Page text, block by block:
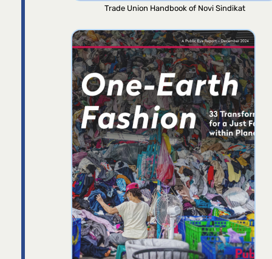
Trade Union Handbook of Novi Sindikat